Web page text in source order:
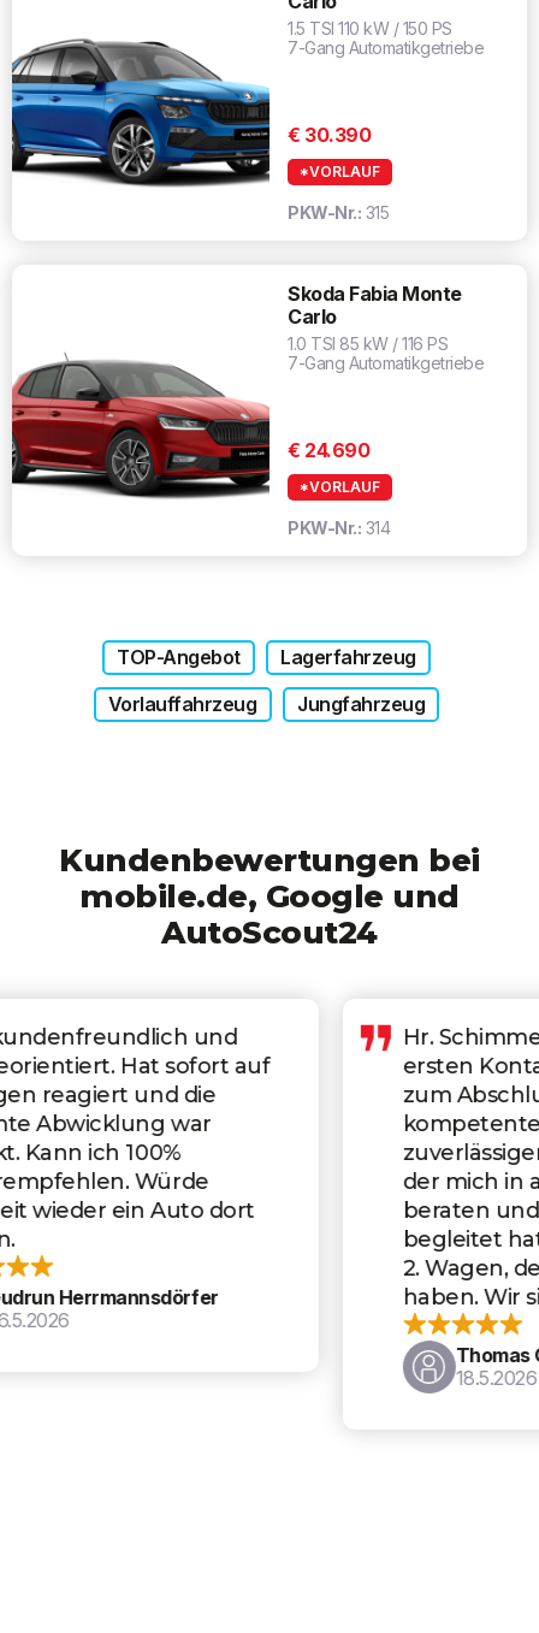
1.5 TSI 110 kW / 150 PS
7-Gang Automatikgetriebe
€ 30.390
*VORLAUF
PKW-Nr.: 315
Skoda Fabia Monte
Carlo
1.0 TSI 85 kW / 116 PS
7-Gang Automatikgetriebe
€ 24.690
*VORLAUF
PKW-Nr.: 314
TOP-Angebot
Lagerfahrzeug
Vorlauffahrzeug
Jungfahrzeug
Kundenbewertungen bei
mobile.de, Google und
AutoScout24
Hr. Schimmel war von der
ersten Kontaktaufnahme bis
zum Abschluss ein absolut
kompetenter, schneller und
zuverlässiger Ansprechpartner,
der mich in allen Fragen gut
beraten und den Kauf perfekt
2. Wagen, den wir dort gekauft
haben. Wir sind sehr zufrieden.
18.5.2026